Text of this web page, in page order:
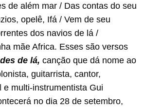
de além mar / Das contas do seu
opelê, Ifá / Vem de seu
dos navios de lá /
mãe Africa. Esses são versos
de lá, canção que dá nome ao
guitarrista, cantor,
e multi-instrumentista Gui
no dia 28 de setembro,